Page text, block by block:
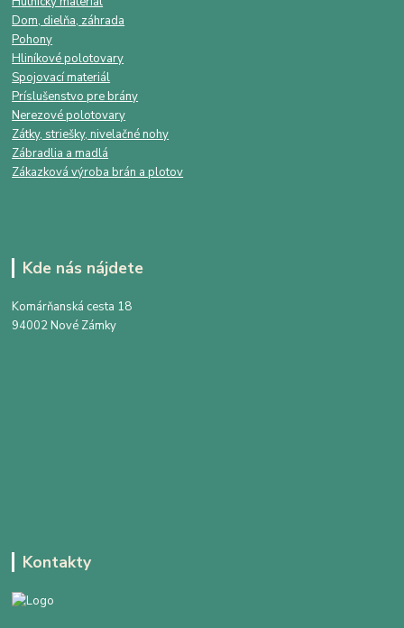
Dom, dielňa, záhrada
Pohony
Hliníkové polotovary
Spojovací materiál
Príslušenstvo pre brány
Nerezové polotovary
Zátky, striešky, nivelačné nohy
Zábradlia a madlá
Zákazková výroba brán a plotov
Kde nás nájdete
Komárňanská cesta 18
94002 Nové Zámky
Kontakty